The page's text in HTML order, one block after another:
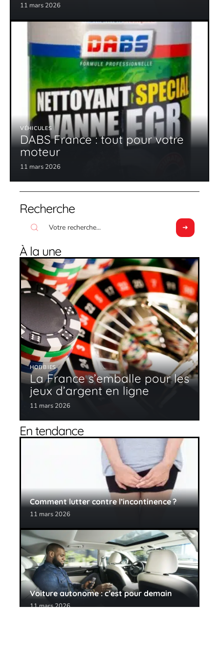
11 mars 2026
VÉHICULES
DABS France : tout pour votre
moteur
11 mars 2026
Recherche
À la une
HOBBIES
La France s’emballe pour les
jeux d’argent en ligne
11 mars 2026
En tendance
Comment lutter contre l’incontinence ?
11 mars 2026
Voiture autonome : c’est pour demain
11 mars 2026